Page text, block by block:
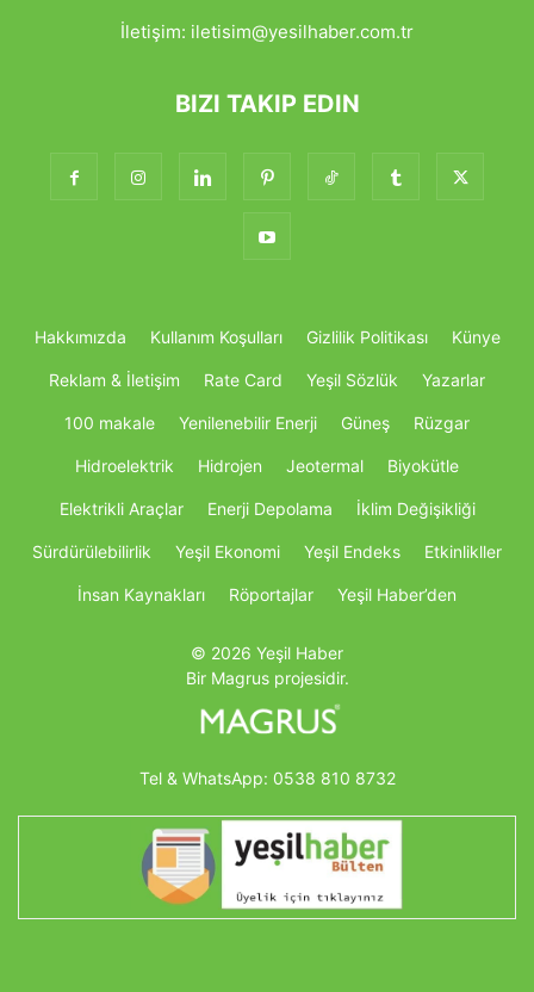
İletişim: iletisim@yesilhaber.com.tr
BIZI TAKIP EDIN
Hakkımızda Kullanım Koşulları Gizlilik Politikası Künye
Reklam & İletişim Rate Card Yeşil Sözlük Yazarlar
100 makale Yenilenebilir Enerji Güneş Rüzgar
Hidroelektrik Hidrojen Jeotermal Biyokütle
Elektrikli Araçlar Enerji Depolama İklim Değişikliği
Sürdürülebilirlik Yeşil Ekonomi Yeşil Endeks Etkinlikller
İnsan Kaynakları Röportajlar Yeşil Haber’den
© 2026 Yeşil Haber
Bir Magrus projesidir.
Tel & WhatsApp: 0538 810 8732